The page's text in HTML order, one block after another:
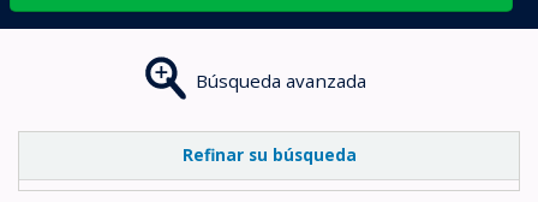
Búsqueda avanzada
Refinar su búsqueda